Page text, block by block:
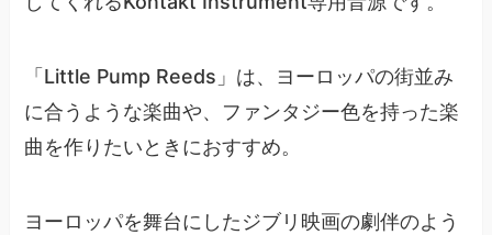
「Little Pump Reeds」は、ヨーロッパの街並み
に合うような楽曲や、ファンタジー色を持った楽
曲を作りたいときにおすすめ。
ヨーロッパを舞台にしたジブリ映画の劇伴のよう